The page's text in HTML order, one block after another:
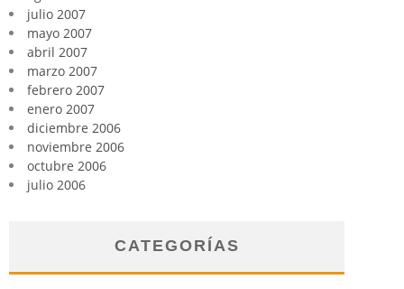
julio 2007
mayo 2007
abril 2007
marzo 2007
febrero 2007
enero 2007
diciembre 2006
noviembre 2006
octubre 2006
julio 2006
CATEGORÍAS